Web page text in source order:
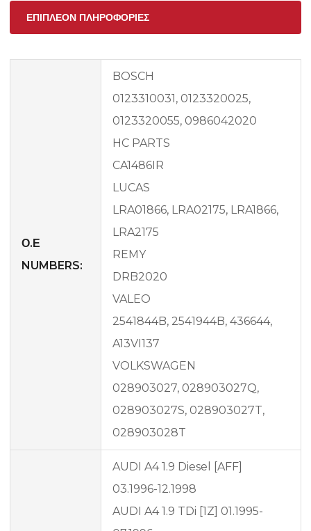
ΕΠΙΠΛΈΟΝ ΠΛΗΡΟΦΟΡΊΕΣ
Ο.Ε
NUMBERS:
BOSCH
0123310031, 0123320025,
0123320055, 0986042020
HC PARTS
CA1486IR
LUCAS
LRA01866, LRA02175, LRA1866,
LRA2175
REMY
DRB2020
VALEO
2541844B, 2541944B, 436644,
A13VI137
VOLKSWAGEN
028903027, 028903027Q,
028903027S, 028903027T,
028903028T
AUDI A4 1.9 Diesel [AFF]
03.1996-12.1998
AUDI A4 1.9 TDi [1Z] 01.1995-